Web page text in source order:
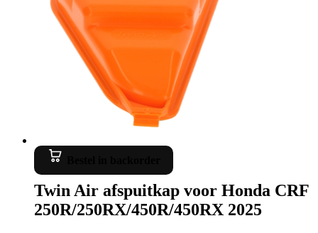
Twin Air afspuitkap voor Honda CRF
250R/250RX/450R/450RX 2025